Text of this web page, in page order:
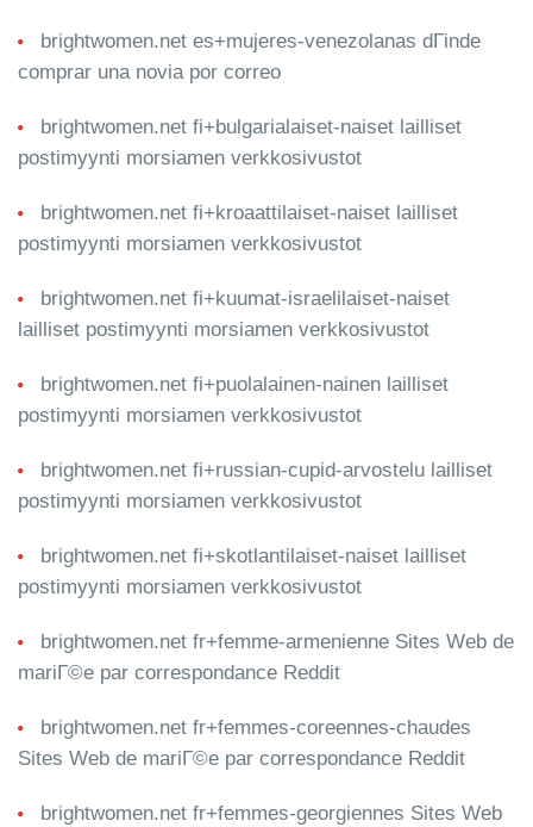
brightwomen.net es+mujeres-venezolanas dГіnde
comprar una novia por correo
brightwomen.net fi+bulgarialaiset-naiset lailliset
postimyynti morsiamen verkkosivustot
brightwomen.net fi+kroaattilaiset-naiset lailliset
postimyynti morsiamen verkkosivustot
brightwomen.net fi+kuumat-israelilaiset-naiset
lailliset postimyynti morsiamen verkkosivustot
brightwomen.net fi+puolalainen-nainen lailliset
postimyynti morsiamen verkkosivustot
brightwomen.net fi+russian-cupid-arvostelu lailliset
postimyynti morsiamen verkkosivustot
brightwomen.net fi+skotlantilaiset-naiset lailliset
postimyynti morsiamen verkkosivustot
brightwomen.net fr+femme-armenienne Sites Web de
mariГ©e par correspondance Reddit
brightwomen.net fr+femmes-coreennes-chaudes
Sites Web de mariГ©e par correspondance Reddit
brightwomen.net fr+femmes-georgiennes Sites Web